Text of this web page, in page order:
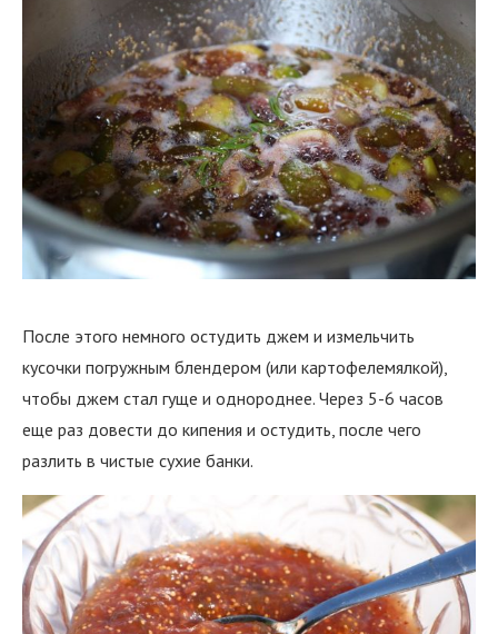
После этого немного остудить джем и измельчить
кусочки погружным блендером (или картофелемялкой),
чтобы джем стал гуще и однороднее. Через 5-6 часов
еще раз довести до кипения и остудить, после чего
разлить в чистые сухие банки.